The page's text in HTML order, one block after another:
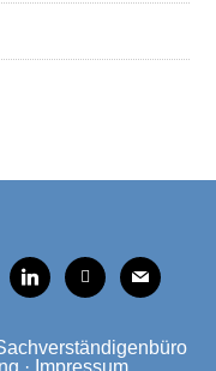
linkedinmobilemail